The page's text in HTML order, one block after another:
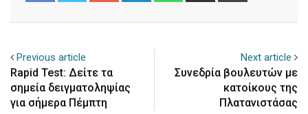
Previous article
Rapid Test: Δείτε τα
σημεία δειγματοληψίας
για σήμερα Πέμπτη
Next article
Συνεδρία βουλευτών με
κατοίκους της
Πλατανιστάσας